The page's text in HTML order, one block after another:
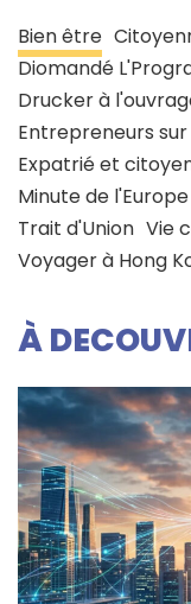
Bien être
Diomandé
Drucker à
Entrepreneurs
Expatrié et
Minute de l'Europe
Trait d'Union Vie
Voyager à Hong
À